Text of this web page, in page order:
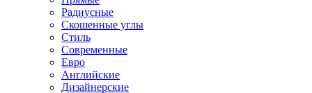
Радиусные
Скошенные углы
Стиль
Современные
Евро
Английские
Дизайнерские